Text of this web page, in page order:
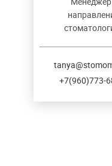
+7(960)773-